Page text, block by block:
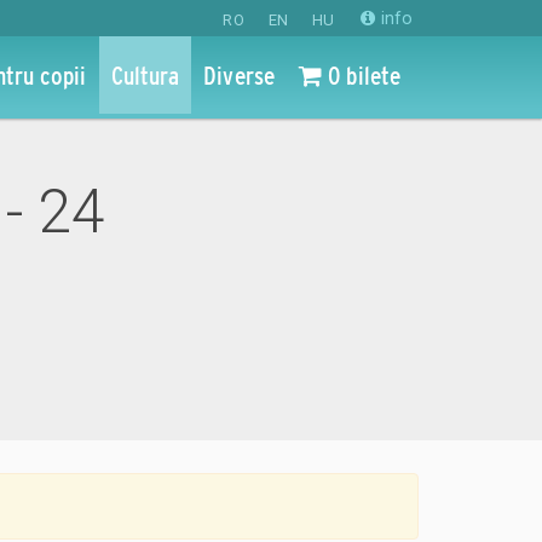
RO EN HU info
copii Cultura Diverse 0 bilete
24